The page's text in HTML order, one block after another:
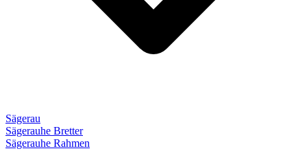
Sägerau
Sägerauhe Bretter
Sägerauhe Rahmen